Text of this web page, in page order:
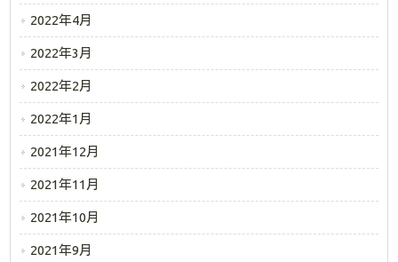
2022年4月
2022年3月
2022年2月
2022年1月
2021年12月
2021年11月
2021年10月
2021年9月